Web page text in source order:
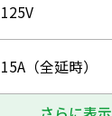
125V
15A（全延時）